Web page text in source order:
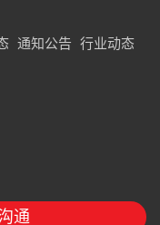
通知公告 行业动态
通